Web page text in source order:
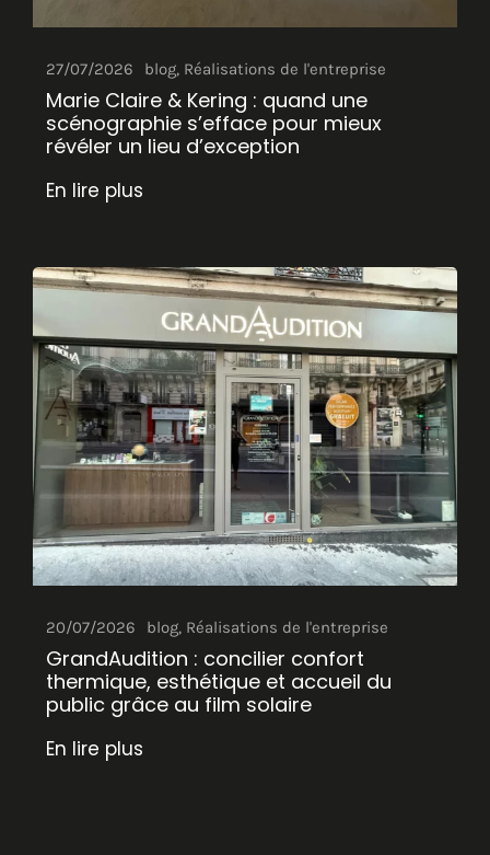
27/07/2026 blog, Réalisations de l'entreprise
Marie Claire & Kering : quand une
scénographie s’efface pour mieux
révéler un lieu d’exception
En lire plus
20/07/2026 blog, Réalisations de l'entreprise
GrandAudition : concilier confort
thermique, esthétique et accueil du
public grâce au film solaire
En lire plus